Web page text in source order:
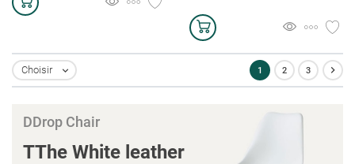
Choisir  1 2 3 
DDrop Chair
TThe White leather